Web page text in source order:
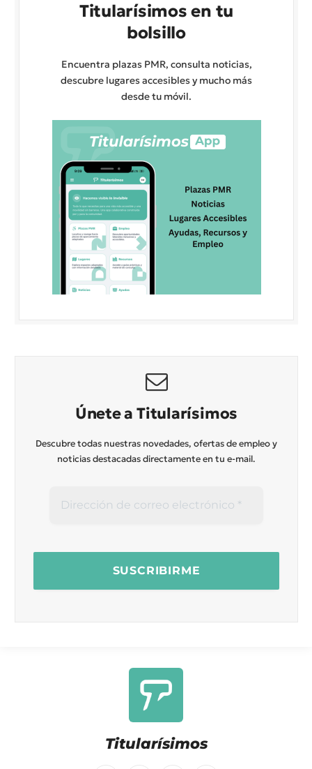
Titularísimos en tu
bolsillo
Encuentra plazas PMR, consulta noticias,
descubre lugares accesibles y mucho más
desde tu móvil.
Únete a Titularísimos
Descubre todas nuestras novedades, ofertas de empleo y
noticias destacadas directamente en tu e-mail.
Titularísimos